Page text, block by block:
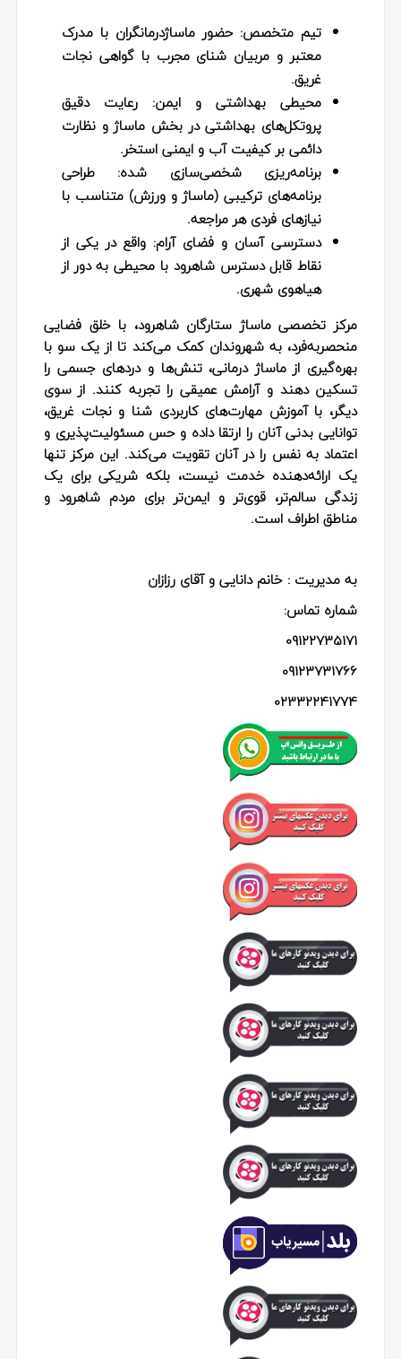
تیم متخصص: حضور ماساژدرمانگران با مدرک
معتبر و مربیان شنای مجرب با گواهی نجات
غریق.
محیطی بهداشتی و ایمن: رعایت دقیق
پروتکل‌های بهداشتی در بخش ماساژ و نظارت
دائمی بر کیفیت آب و ایمنی استخر.
برنامه‌ریزی شخصی‌سازی شده: طراحی
برنامه‌های ترکیبی (ماساژ و ورزش) متناسب با
نیازهای فردی هر مراجعه.
دسترسی آسان و فضای آرام: واقع در یکی از
نقاط قابل دسترس شاهرود با محیطی به دور از
هیاهوی شهری.
مرکز تخصصی ماساژ ستارگان شاهرود، با خلق فضایی
منحصربه‌فرد، به شهروندان کمک می‌کند تا از یک سو با
بهره‌گیری از ماساژ درمانی، تنش‌ها و دردهای جسمی را
تسکین دهند و آرامش عمیقی را تجربه کنند. از سوی
دیگر، با آموزش مهارت‌های کاربردی شنا و نجات غریق،
توانایی بدنی آنان را ارتقا داده و حس مسئولیت‌پذیری و
اعتماد به نفس را در آنان تقویت می‌کند. این مرکز تنها
یک ارائه‌دهنده خدمت نیست، بلکه شریکی برای یک
زندگی سالم‌تر، قوی‌تر و ایمن‌تر برای مردم شاهرود و
مناطق اطراف است.
به مدیریت : خانم دانایی و آقای رزازان
شماره تماس:
09122735171
09123731766
02332241774